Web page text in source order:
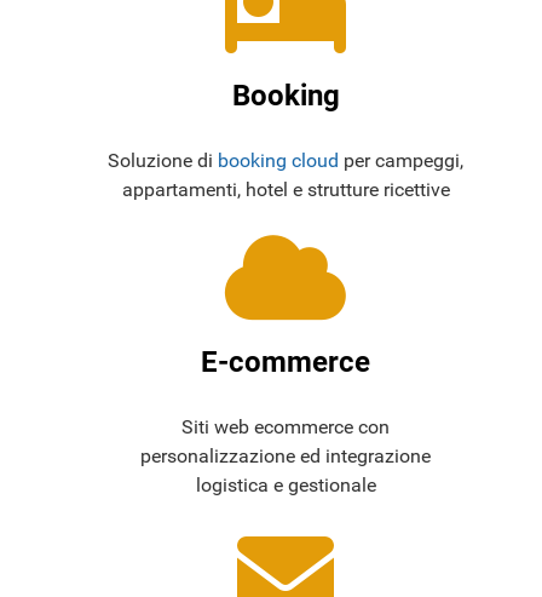
Booking
Soluzione di booking cloud per campeggi,
appartamenti, hotel e strutture ricettive
E-commerce
Siti web ecommerce con
personalizzazione ed integrazione
logistica e gestionale